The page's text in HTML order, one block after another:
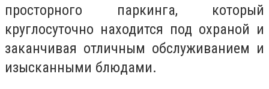
просторного паркинга, который
круглосуточно находится под охраной и
заканчивая отличным обслуживанием и
изысканными блюдами.